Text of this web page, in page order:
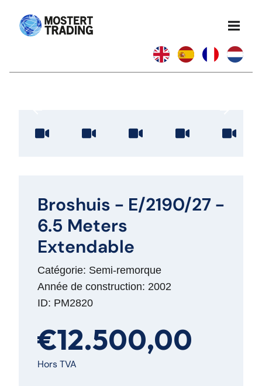
Broshuis - E/2190/27 -
6.5 Meters
Extendable
Catégorie: Semi-remorque
Année de construction: 2002
ID: PM2820
€12.500,00
Hors TVA